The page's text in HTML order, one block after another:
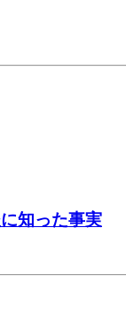
知った事実